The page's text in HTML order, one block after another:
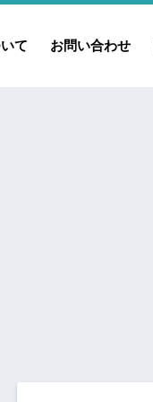
て お問い合わせ